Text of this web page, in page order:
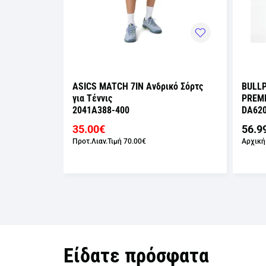
ASICS MATCH 7IN Ανδρικό Σόρτς
για Τέννις
2041A388-400
35.00€
Προτ.Λιαν.Τιμή 70.00€
Είδατε πρόσφατα